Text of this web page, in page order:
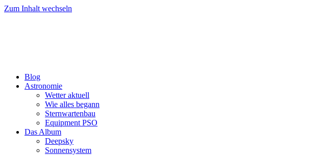
Zum Inhalt wechseln
Blog
Astronomie
Wetter aktuell
Wie alles begann
Sternwartenbau
Equipment PSO
Das Album
Deepsky
Sonnensystem